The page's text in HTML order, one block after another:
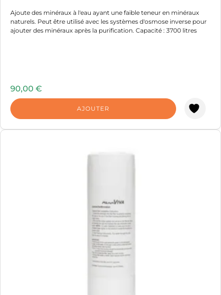
Ajoute des minéraux à l'eau ayant une faible teneur en minéraux
naturels. Peut être utilisé avec les systèmes d'osmose inverse pour
ajouter des minéraux après la purification. Capacité : 3700 litres
90,00 €
AJOUTER